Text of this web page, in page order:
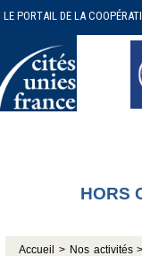
LE PORTAIL DE LA
HORS
Accueil > Nos activités >